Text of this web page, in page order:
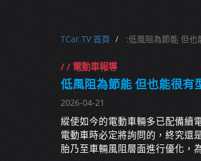
TCar.TV 首頁 :低風阻為節能 但
/ / 電動車報導
低風阻為節能 但也能很
2026-04-21
縱使如今的電動車輛多已配備續
電動車時必定將詢問的，終究還
胎乃至車輛風阻層面進行優化，